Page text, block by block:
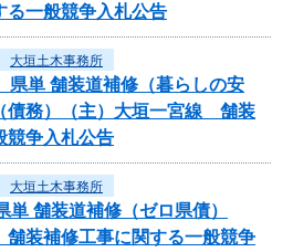
一般競争入札公告
大垣土木事務所
単 舗装道補修（暮らしの安
債務）（主）大垣一宮線 舗装
競争入札公告
大垣土木事務所
舗装道補修（ゼロ県債）
装補修工事に関する一般競争